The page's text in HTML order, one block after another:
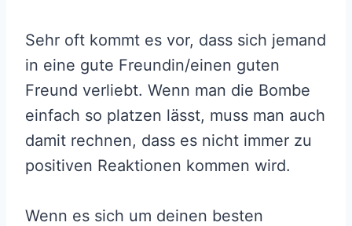
Sehr oft kommt es vor, dass sich jemand
in eine gute Freundin/einen guten
Freund verliebt. Wenn man die Bombe
einfach so platzen lässt, muss man auch
damit rechnen, dass es nicht immer zu
positiven Reaktionen kommen wird.
Wenn es sich um deinen besten